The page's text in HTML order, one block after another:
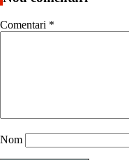
Comentari *
Nom